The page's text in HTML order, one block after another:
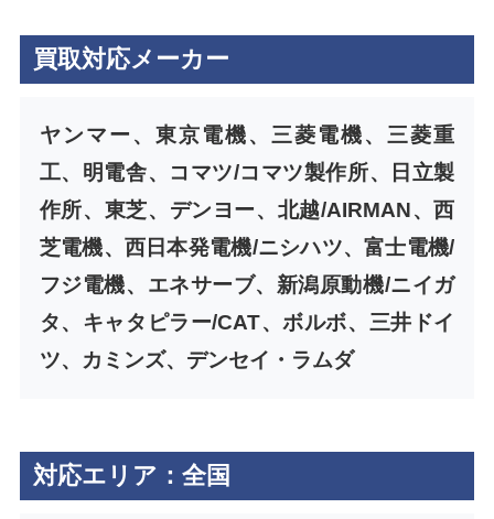
買取対応メーカー
ヤンマー、東京電機、三菱電機、三菱重
工、明電舎、コマツ/コマツ製作所、日立製
作所、東芝、デンヨー、北越/AIRMAN、西
芝電機、西日本発電機/ニシハツ、富士電機/
フジ電機、エネサーブ、新潟原動機/ニイガ
タ、キャタピラー/CAT、ボルボ、三井ドイ
ツ、カミンズ、デンセイ・ラムダ
対応エリア：全国